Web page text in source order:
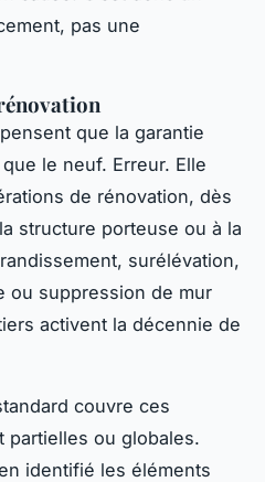
pas une
que la garantie
le neuf. Erreur. Elle
de rénovation, dès
structure porteuse ou à la
surélévation,
ou suppression de mur
activent la décennie de
couvre ces
partielles ou globales.
identifié les éléments